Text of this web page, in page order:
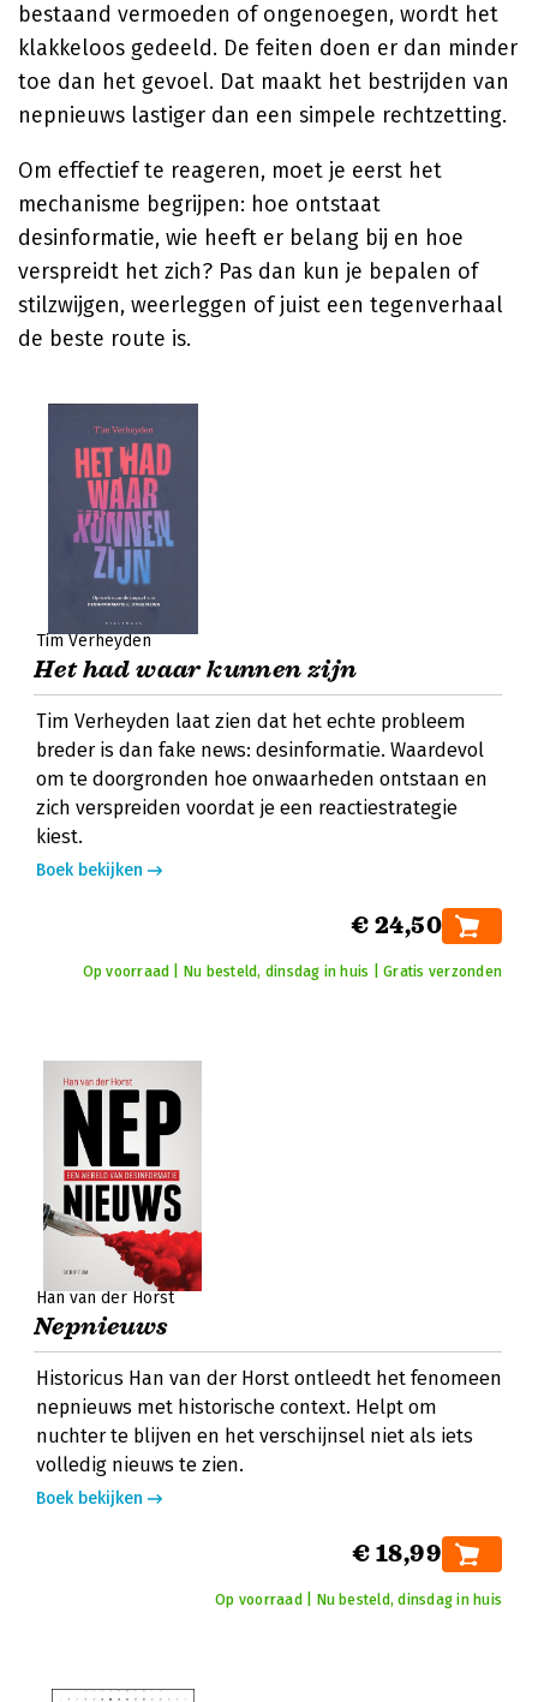
bestaand vermoeden of ongenoegen, wordt het
klakkeloos gedeeld. De feiten doen er dan minder
toe dan het gevoel. Dat maakt het bestrijden van
nepnieuws lastiger dan een simpele rechtzetting.
Om effectief te reageren, moet je eerst het
mechanisme begrijpen: hoe ontstaat
desinformatie, wie heeft er belang bij en hoe
verspreidt het zich? Pas dan kun je bepalen of
stilzwijgen, weerleggen of juist een tegenverhaal
de beste route is.
Tim Verheyden
Het had waar kunnen zijn
Tim Verheyden laat zien dat het echte probleem
breder is dan fake news: desinformatie. Waardevol
om te doorgronden hoe onwaarheden ontstaan en
zich verspreiden voordat je een reactiestrategie
kiest.
Boek bekijken
€ 24,50
Op voorraad | Nu besteld, dinsdag in huis | Gratis verzonden
Han van der Horst
Nepnieuws
Historicus Han van der Horst ontleedt het fenomeen
nepnieuws met historische context. Helpt om
nuchter te blijven en het verschijnsel niet als iets
volledig nieuws te zien.
Boek bekijken
€ 18,99
Op voorraad | Nu besteld, dinsdag in huis